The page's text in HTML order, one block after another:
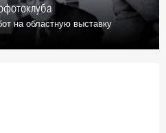
на областную выставку